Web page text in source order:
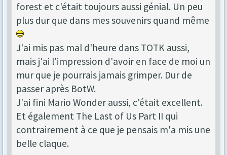
forest et c'était toujours aussi génial. Un peu
plus dur que dans mes souvenirs quand même
J'ai mis pas mal d'heure dans TOTK aussi,
mais j'ai l'impression d'avoir en face de moi un
mur que je pourrais jamais grimper. Dur de
passer après BotW.
J'ai fini Mario Wonder aussi, c'était excellent.
Et également The Last of Us Part II qui
contrairement à ce que je pensais m'a mis une
belle claque.